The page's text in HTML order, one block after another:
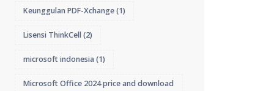
Keunggulan PDF-Xchange(1)
Lisensi ThinkCell(2)
microsoft indonesia (1)
Microsoft Office 2024 price and download